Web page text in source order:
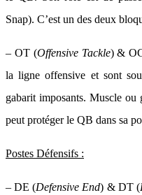
Snap). C’est un des deux
– OT (Offensive Tackle) &
la ligne offensive et sont
gabarit imposants. Muscle ou
peut protéger le QB dans sa
Postes Défensifs :
– DE (Defensive End) & DT (